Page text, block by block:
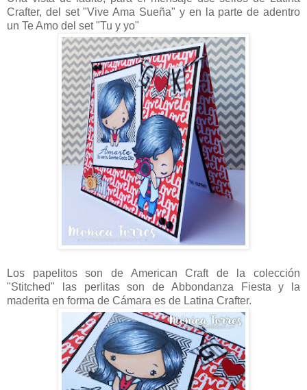
Crafter, del set "Vive Ama Sueña" y en la parte de adentro
un Te Amo del set "Tu y yo"
Los papelitos son de American Craft de la colección
"Stitched" las perlitas son de Abbondanza Fiesta y la
maderita en forma de Cámara es de Latina Crafter.